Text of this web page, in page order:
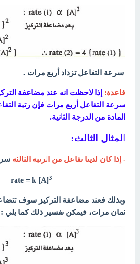
سرعة التفاعل تزداد أربع مرات .
قاعدة: إذا لاحظت انه عند مضاعفة
سرعة التفاعل أربع مرات فإن رتبة
المادة من الدرجة الثانية.
المثال الثالث:
- إذا كان لدينا تفاعل من الرتبة الثالثة
rate = k [A]3
وبذلك فعند مضاعفة التركيز سوف
ثمان مرات، فيمكن تفسير ذلككما يلي :